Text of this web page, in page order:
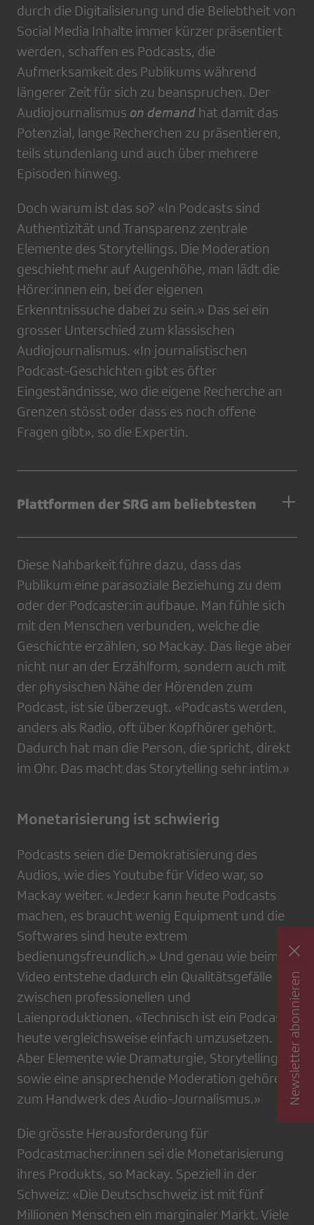
durch die Digitalisierung und die Beliebtheit von
Social Media Inhalte immer kürzer präsentiert
werden, schaffen es Podcasts, die
Aufmerksamkeit des Publikums während
längerer Zeit für sich zu beanspruchen. Der
Audiojournalismus on demand hat damit das
Potenzial, lange Recherchen zu präsentieren,
teils stundenlang und auch über mehrere
Episoden hinweg.
Doch warum ist das so? «In Podcasts sind
Authentizität und Transparenz zentrale
Elemente des Storytellings. Die Moderation
geschieht mehr auf Augenhöhe, man lädt die
Hörer:innen ein, bei der eigenen
Erkenntnissuche dabei zu sein.» Das sei ein
grosser Unterschied zum klassischen
Audiojournalismus. «In journalistischen
Podcast-Geschichten gibt es öfter
Eingeständnisse, wo die eigene Recherche an
Grenzen stösst oder dass es noch offene
Fragen gibt», so die Expertin.
Plattformen der SRG am beliebtesten
Diese Nahbarkeit führe dazu, dass das
Publikum eine parasoziale Beziehung zu dem
oder der Podcaster:in aufbaue. Man fühle sich
mit den Menschen verbunden, welche die
Geschichte erzählen, so Mackay. Das liege aber
nicht nur an der Erzählform, sondern auch mit
der physischen Nähe der Hörenden zum
Podcast, ist sie überzeugt. «Podcasts werden,
anders als Radio, oft über Kopfhörer gehört.
Dadurch hat man die Person, die spricht, direkt
im Ohr. Das macht das Storytelling sehr intim.»
Monetarisierung ist schwierig
Podcasts seien die Demokratisierung des
Audios, wie dies Youtube für Video war, so
Mackay weiter. «Jede:r kann heute Podcasts
machen, es braucht wenig Equipment und die
Softwares sind heute extrem
bedienungsfreundlich.» Und genau wie beim
Video entstehe dadurch ein Qualitätsgefälle
zwischen professionellen und
Laienproduktionen. «Technisch ist ein Podcast
heute vergleichsweise einfach umzusetzen.
Aber Elemente wie Dramaturgie, Storytelling
sowie eine ansprechende Moderation gehören
zum Handwerk des Audio-Journalismus.»
Die grösste Herausforderung für
Podcastmacher:innen sei die Monetarisierung
ihres Produkts, so Mackay. Speziell in der
Schweiz: «Die Deutschschweiz ist mit fünf
Millionen Menschen ein marginaler Markt. Viele
Newsletter abonnieren